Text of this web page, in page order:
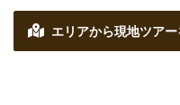
エリアから現地ツア
ツアー
ドネシア